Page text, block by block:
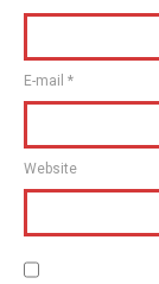
E-mail *
Website